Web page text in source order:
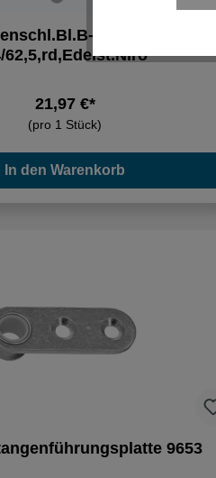
90000,DL,
62,5,rd,Edelst.Niro
21,97 €*
(pro 1 Stück)
In den Warenkorb
9653